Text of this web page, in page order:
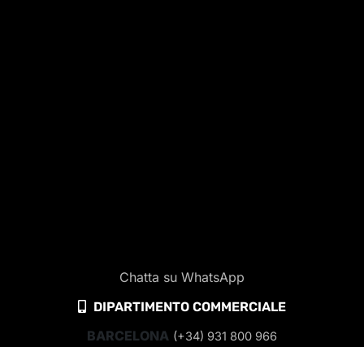
Chatta su WhatsApp
DIPARTIMENTO COMMERCIALE
BARCELONA (+34) 931 800 966